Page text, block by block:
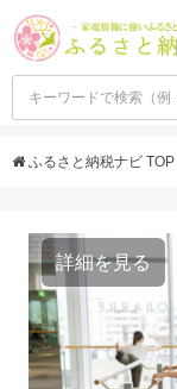
ふるさと納税ナビ TOP
詳細を見る